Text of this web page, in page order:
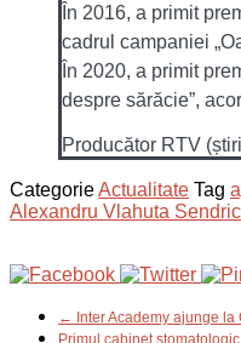
În 2016, a primit
cadrul campaniei
În 2020, a primit
despre sărăcie”,
Producător RTV
CategorieActualitate Tag
Alexandru Vlahuta
← Inter Academy ajunge la
Primul cabinet